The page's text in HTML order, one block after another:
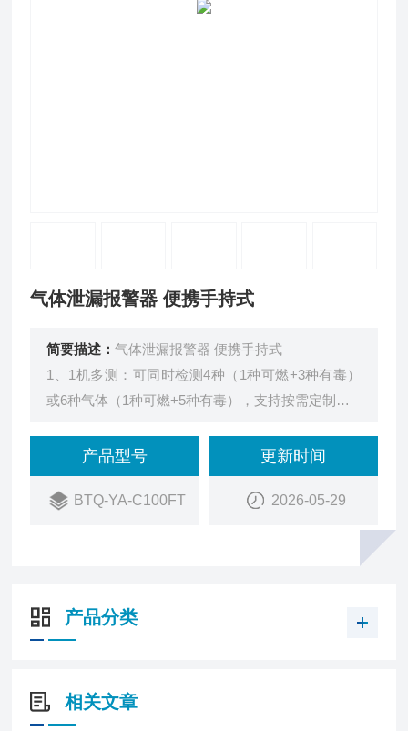
气体泄漏报警器 便携手持式
简要描述：气体泄漏报警器 便携手持式
1、1机多测：可同时检测4种（1种可燃+3种有毒）
或6种气体（1种可燃+5种有毒），支持按需定制
高低报报警、低电量报警、吸气泵堵塞或破漏报警，
提示明显
3、高级别防爆：便携六合一气体检测器坚固壳体，
产品型号
BTQ-YA-C100FT
更新时间
2026-05-29
产品分类
相关文章